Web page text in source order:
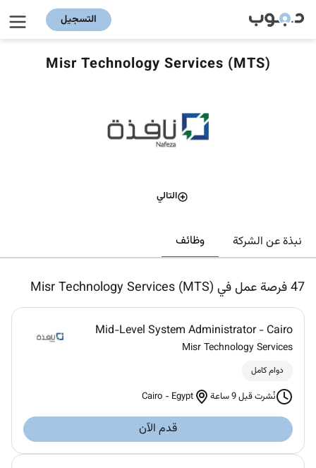
التسجيل
Misr Technology Services (MTS)
التالي
نبذة عن الشركة وظائف
47فرصة عمل في Misr Technology Services (MTS)
Mid-Level System Administrator - Cairo
Misr Technology Services
دوام كامل
نُشرت قبل 9 ساعة Cairo - Egypt
قدم الآن